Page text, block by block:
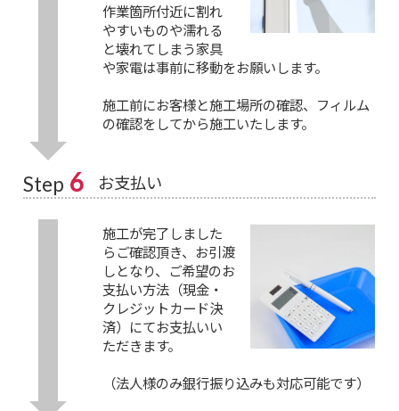
作業箇所付近に割れ
やすいものや濡れる
と壊れてしまう家具
や家電は事前に移動をお願いします。
施工前にお客様と施工場所の確認、フィルム
の確認をしてから施工いたします。
Step 6 お支払い
施工が完了しました
らご確認頂き、お引渡
しとなり、ご希望のお
支払い方法（現金・
クレジットカード決
済）にてお支払いい
ただきます。
（法人様のみ銀行振り込みも対応可能です）